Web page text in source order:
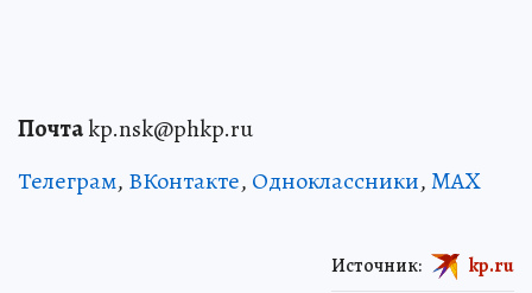
Почтаkp.nsk@phkp.ru
Телеграм, ВКонтакте, Одноклассники,MAX
Источник: kp.ru